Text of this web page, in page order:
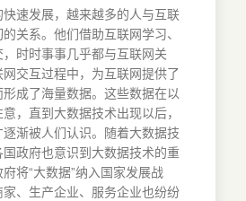
术 11
术 13
17
什么 21
23
速发展，越来越多的人与互联
关系。他们借助互联网学习、
时时事事几乎都与互联网关
交互过程中，为互联网提供了
成了海量数据。这些数据在以
，直到大数据技术出现以后，
渐被人们认识。随着大数据技
政府也意识到大数据技术的重
将“大数据”纳入国家发展战
家、生产企业、服务企业也纷纷